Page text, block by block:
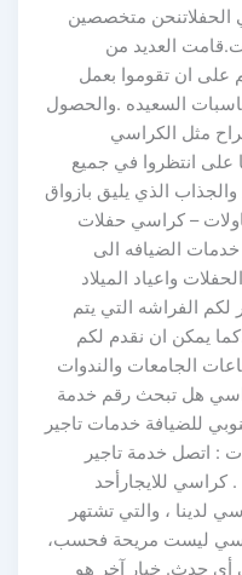
الحفلاتنحن متخصصين
العديد من
على ان تقوموا بعمل
السعيده .والحصول
مثل الكراسي
على انتظروا في جميع
الذي يليق بازواق
– كراسي حفلات
الضيافه الى
واعياد الميلاد
الفراشه التي يتم
يمكن ان نقدم لكم
الجامعات والندوات
هل تبحث رقم خدمة
للضيافة خدمات تاجير
: اتصل خدمة تاجير
الكويت 24 ساعة . كراسي للايجارأحد
لدينا ، والتي تشتهر
ليست مريحة فحسب،
حدث. خيار آخر هو